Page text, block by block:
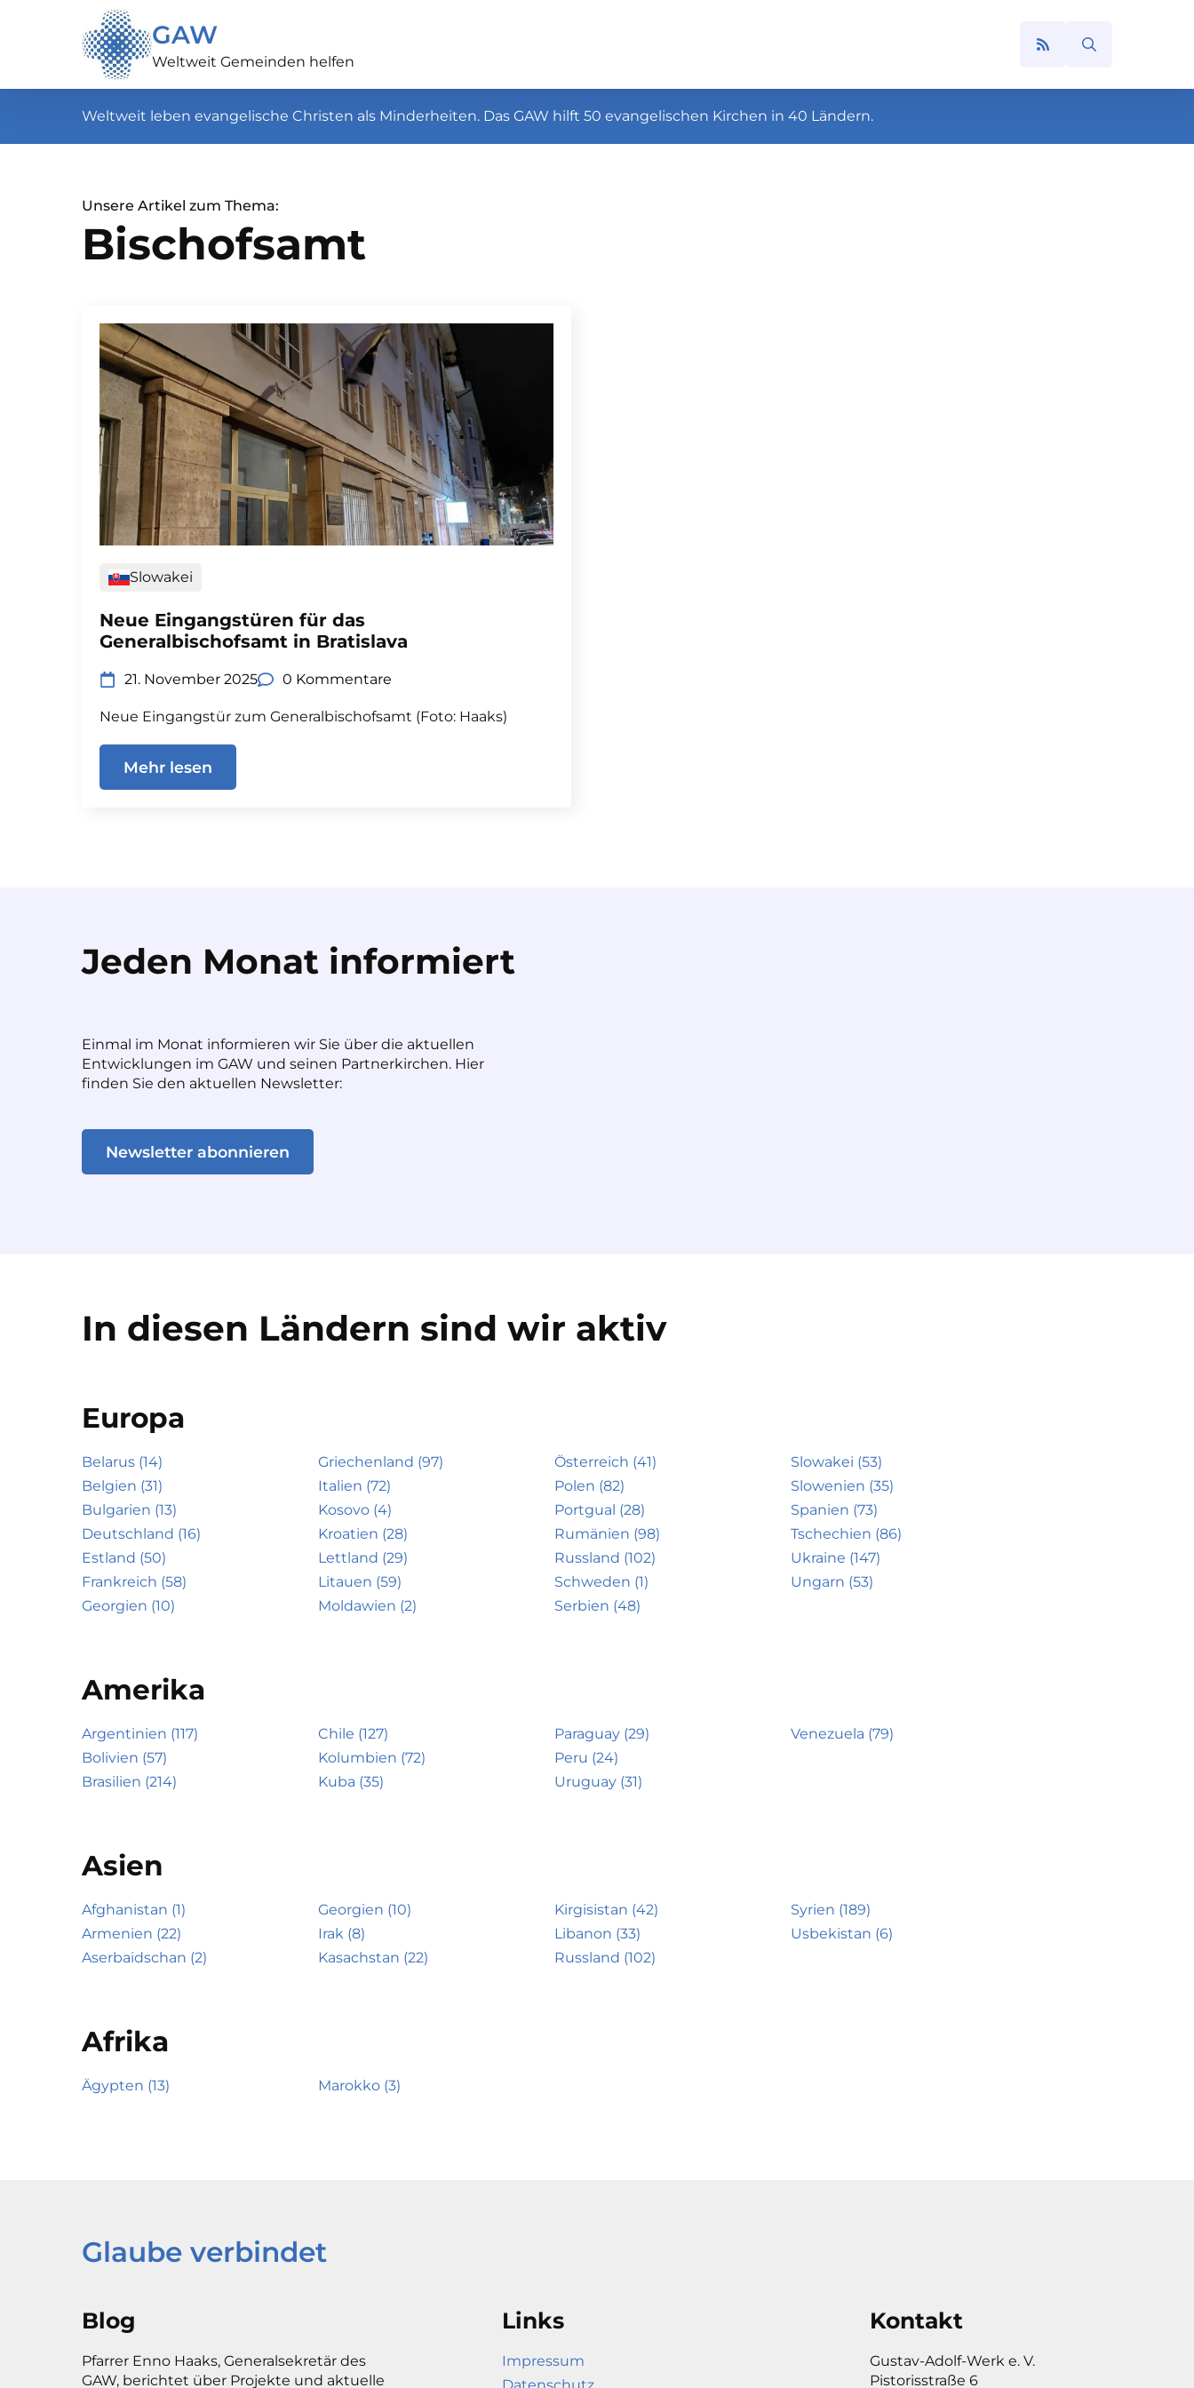
GAW
Weltweit Gemeinden helfen
Weltweit leben evangelische Christen als Minderheiten. Das GAW hilft 50 evangelischen Kirchen in 40 Ländern.
Unsere Artikel zum Thema:
Bischofsamt
Slowakei
Neue Eingangstüren für das
Generalbischofsamt in Bratislava
21. November 2025 0 Kommentare
Neue Eingangstür zum Generalbischofsamt (Foto: Haaks)
Mehr lesen
Jeden Monat informiert
Einmal im Monat informieren wir Sie über die aktuellen
Entwicklungen im GAW und seinen Partnerkirchen. Hier
finden Sie den aktuellen Newsletter:
Newsletter abonnieren
In diesen Ländern sind wir aktiv
Europa
Belarus (14)
Belgien (31)
Bulgarien (13)
Deutschland (16)
Estland (50)
Frankreich (58)
Georgien (10)
Griechenland (97)
Italien (72)
Kosovo (4)
Kroatien (28)
Lettland (29)
Litauen (59)
Moldawien (2)
Österreich (41)
Polen (82)
Portgual (28)
Rumänien (98)
Russland (102)
Schweden (1)
Serbien (48)
Slowakei (53)
Slowenien (35)
Spanien (73)
Tschechien (86)
Ukraine (147)
Ungarn (53)
Amerika
Argentinien (117)
Bolivien (57)
Brasilien (214)
Chile (127)
Kolumbien (72)
Kuba (35)
Paraguay (29)
Peru (24)
Uruguay (31)
Venezuela (79)
Asien
Afghanistan (1)
Armenien (22)
Aserbaidschan (2)
Georgien (10)
Irak (8)
Kasachstan (22)
Kirgisistan (42)
Libanon (33)
Russland (102)
Syrien (189)
Usbekistan (6)
Afrika
Ägypten (13) Marokko (3)
Glaube verbindet
Blog
Pfarrer Enno Haaks, Generalsekretär des
GAW, berichtet über Projekte und aktuelle
Links
Impressum
Kontakt
Gustav-Adolf-Werk e. V.
Pistorisstraße 6